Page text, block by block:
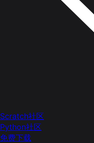
Scratch社区
Python社区
免费下载